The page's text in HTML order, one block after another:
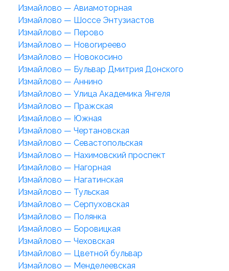
Измайлово — Авиамоторная
Измайлово — Шоссе Энтузиастов
Измайлово — Перово
Измайлово — Новогиреево
Измайлово — Новокосино
Измайлово — Бульвар Дмитрия Донского
Измайлово — Аннино
Измайлово — Улица Академика Янгеля
Измайлово — Пражская
Измайлово — Южная
Измайлово — Чертановская
Измайлово — Севастопольская
Измайлово — Нахимовский проспект
Измайлово — Нагорная
Измайлово — Нагатинская
Измайлово — Тульская
Измайлово — Серпуховская
Измайлово — Полянка
Измайлово — Боровицкая
Измайлово — Чеховская
Измайлово — Цветной бульвар
Измайлово — Менделеевская